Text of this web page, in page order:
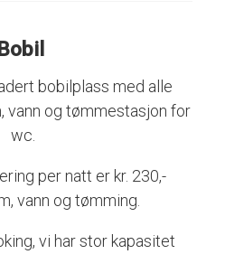
bobilplass med alle
vann og tømmestasjon for
wc.
per natt er kr. 230,-
vann og tømming.
vi har stor kapasitet